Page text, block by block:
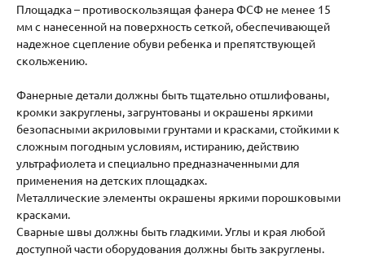
Площадка – противоскользящая фанера ФСФ не менее 15
мм с нанесенной на поверхность сеткой, обеспечивающей
надежное сцепление обуви ребенка и препятствующей
скольжению.
Фанерные детали должны быть тщательно отшлифованы,
кромки закруглены, загрунтованы и окрашены яркими
безопасными акриловыми грунтами и красками, стойкими к
сложным погодным условиям, истиранию, действию
ультрафиолета и специально предназначенными для
применения на детских площадках.
Металлические элементы окрашены яркими порошковыми
красками.
Сварные швы должны быть гладкими. Углы и края любой
доступной части оборудования должны быть закруглены.